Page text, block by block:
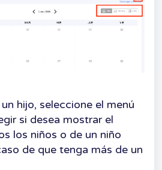
hijo, seleccione el menú
si desea mostrar el
los niños o de un niño
de que tenga más de un